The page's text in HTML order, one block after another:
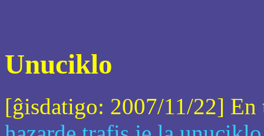
Unuciklo
[ĝisdatigo: 2007/11/22]